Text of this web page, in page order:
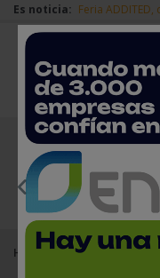
Es noticia: Feria
Redes Sociales
Home Agenda